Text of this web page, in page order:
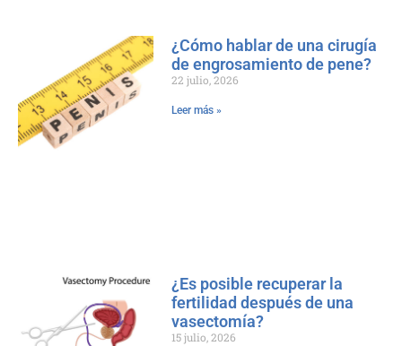
¿Cómo hablar de una cirugía
de engrosamiento de pene?
22 julio, 2026
Leer más »
¿Es posible recuperar la
fertilidad después de una
vasectomía?
15 julio, 2026